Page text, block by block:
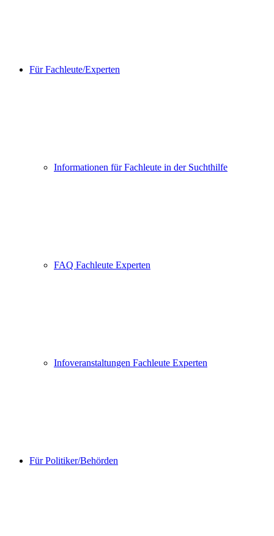
Für Fachleute/Experten
Informationen für Fachleute in der Suchthilfe
FAQ Fachleute Experten
Infoveranstaltungen Fachleute Experten
Für Politiker/Behörden